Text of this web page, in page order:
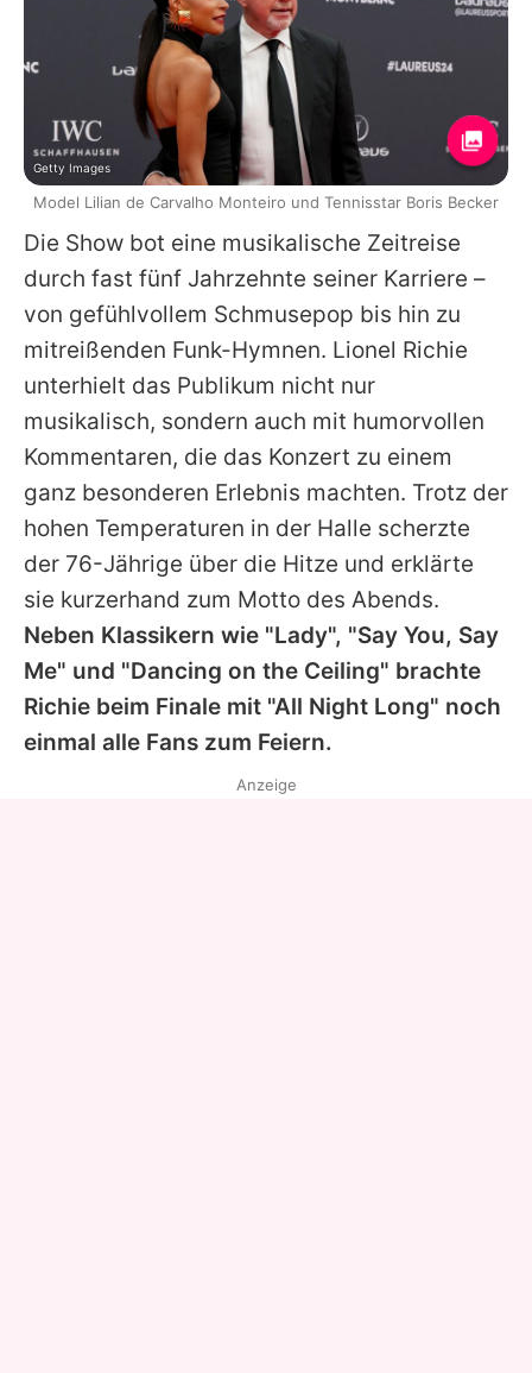
Die Show bot eine musikalische Zeitreise
durch fast fünf Jahrzehnte seiner Karriere –
von gefühlvollem Schmusepop bis hin zu
mitreißenden Funk-Hymnen. Lionel Richie
unterhielt das Publikum nicht nur
musikalisch, sondern auch mit humorvollen
Kommentaren, die das Konzert zu einem
ganz besonderen Erlebnis machten. Trotz der
hohen Temperaturen in der Halle scherzte
der 76-Jährige über die Hitze und erklärte
sie kurzerhand zum Motto des Abends.
Neben Klassikern wie "Lady", "Say You, Say
Me" und "Dancing on the Ceiling" brachte
Richie beim Finale mit "All Night Long" noch
einmal alle Fans zum Feiern.
Getty Images
Model Lilian de Carvalho Monteiro und Tennisstar Boris Becker
Anzeige